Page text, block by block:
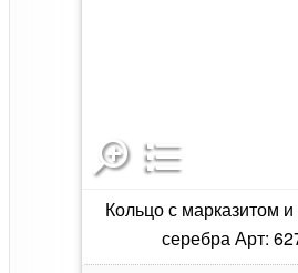
Кольцо с марказитом
серебра Арт: